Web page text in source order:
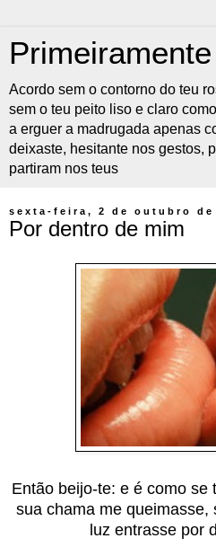
Primeiramente
Acordo sem o contorno do teu
sem o teu peito liso e claro
a erguer a madrugada apenas
deixaste, hesitante nos gestos,
partiram nos teus
sexta-feira, 2 de outubro de
Por dentro de mim
Então beijo-te: e é como se
sua chama me queimasse,
luz entrasse por